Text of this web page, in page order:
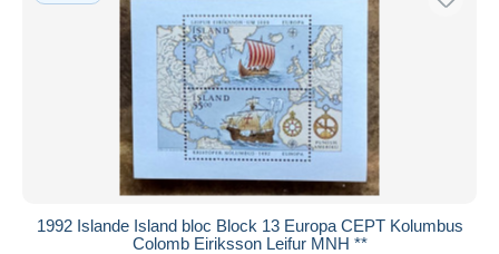
1992 Islande Island bloc Block 13 Europa CEPT Kolumbus
Colomb Eiriksson Leifur MNH **